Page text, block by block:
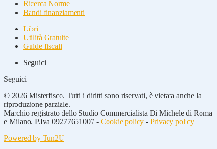
Ricerca Norme
Bandi finanziamenti
Libri
Utilità Gratuite
Guide fiscali
Seguici
Seguici
© 2026 Misterfisco. Tutti i diritti sono riservati, è vietata anche la
riproduzione parziale.
Marchio registrato dello Studio Commercialista Di Michele di Roma
e Milano. P.Iva 09277651007 - Cookie policy - Privacy policy
Powered by Tun2U